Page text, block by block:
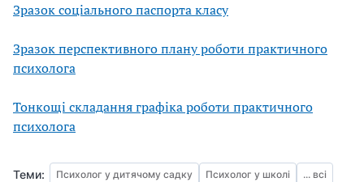
Зразок соціального паспорта класу
Зразок перспективного плану роботи практичного
психолога
Тонкощі складання графіка роботи практичного
психолога
Теми: Психолог у дитячому садку Психолог у школі ... всі